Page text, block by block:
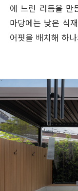
에 느린 리듬을 만
마당에는 낮은 식
어핏을 배치해 하